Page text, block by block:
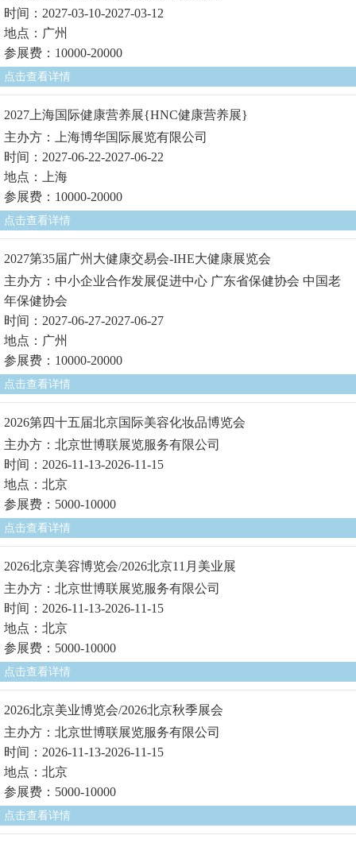
时间：2027-03-10-2027-03-12
地点：广州
参展费：10000-20000
点击查看详情
2027上海国际健康营养展{HNC健康营养展}
主办方：上海博华国际展览有限公司
时间：2027-06-22-2027-06-22
地点：上海
参展费：10000-20000
点击查看详情
2027第35届广州大健康交易会-IHE大健康展览会
主办方：中小企业合作发展促进中心 广东省保健协会 中国老
年保健协会
时间：2027-06-27-2027-06-27
地点：广州
参展费：10000-20000
点击查看详情
2026第四十五届北京国际美容化妆品博览会
主办方：北京世博联展览服务有限公司
时间：2026-11-13-2026-11-15
地点：北京
参展费：5000-10000
点击查看详情
2026北京美容博览会/2026北京11月美业展
主办方：北京世博联展览服务有限公司
时间：2026-11-13-2026-11-15
地点：北京
参展费：5000-10000
点击查看详情
2026北京美业博览会/2026北京秋季展会
主办方：北京世博联展览服务有限公司
时间：2026-11-13-2026-11-15
地点：北京
参展费：5000-10000
点击查看详情